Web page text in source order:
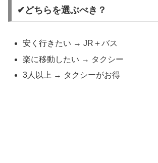
✔どちらを選ぶべき？
安く行きたい → JR＋バス
楽に移動したい → タクシー
3人以上 → タクシーがお得